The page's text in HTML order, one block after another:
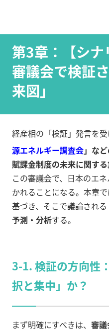
第3章：【シ
審議会で検証
来図」
経産相の「検証」発言を
源エネルギー調査会」な
賦課金制度の未来に関す
この審議会で、日本のエ
かれることになる。本章
基づき、そこで議論される
予測・分析する。
3-1. 検証の方向性
択と集中」か？
まず明確にすべきは、 審